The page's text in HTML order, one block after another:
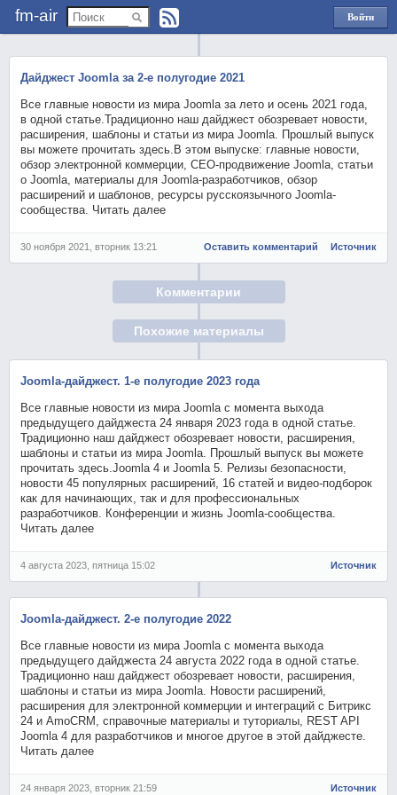
fm-air
Войти
через
Дайджест Joomla за 2-е полугодие 2021
Все главные новости из мира Joomla за лето и осень 2021 года,
в одной статье.Традиционно наш дайджест обозревает новости,
расширения, шаблоны и статьи из мира Joomla. Прошлый выпуск
вы можете прочитать здесь.В этом выпуске: главные новости,
обзор электронной коммерции, СЕО-продвижение Joomla, статьи
о Joomla, материалы для Joomla-разработчиков, обзор
расширений и шаблонов, ресурсы русскоязычного Joomla-
сообщества. Читать далее
30 ноября 2021, вторник 13:21 Оставить комментарий Источник
Комментарии
Похожие материалы
Joomla-дайджест. 1-е полугодие 2023 года
Все главные новости из мира Joomla с момента выхода
предыдущего дайджеста 24 января 2023 года в одной статье.
Традиционно наш дайджест обозревает новости, расширения,
шаблоны и статьи из мира Joomla. Прошлый выпуск вы можете
прочитать здесь.Joomla 4 и Joomla 5. Релизы безопасности,
новости 45 популярных расширений, 16 статей и видео-подборок
как для начинающих, так и для профессиональных
разработчиков. Конференции и жизнь Joomla-сообщества.
Читать далее
4 августа 2023, пятница 15:02 Источник
Joomla-дайджест. 2-е полугодие 2022
Все главные новости из мира Joomla с момента выхода
предыдущего дайджеста 24 августа 2022 года в одной статье.
Традиционно наш дайджест обозревает новости, расширения,
шаблоны и статьи из мира Joomla. Новости расширений,
расширения для электронной коммерции и интеграций с Битрикс
24 и AmoCRM, справочные материалы и туториалы, REST API
Joomla 4 для разработчиков и многое другое в этой дайджесте.
Читать далее
24 января 2023, вторник 21:59 Источник